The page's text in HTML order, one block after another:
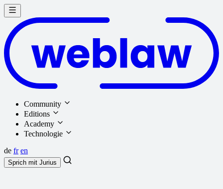
Community
Editions
Academy
Technologie
de fr en
Sprich mit Jurius